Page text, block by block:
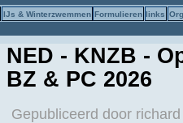
IJs & Winterzwemmen Formulieren links
NED - KNZB -
BZ & PC 2026
Gepubliceerd door